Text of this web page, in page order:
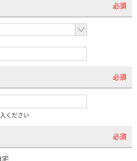
必須
必須
ください
必須
宅